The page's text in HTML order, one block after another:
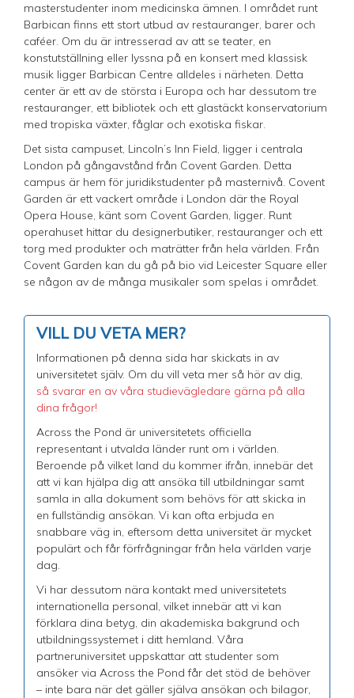
masterstudenter inom medicinska ämnen. I området runt
Barbican finns ett stort utbud av restauranger, barer och
caféer. Om du är intresserad av att se teater, en
konstutställning eller lyssna på en konsert med klassisk
musik ligger Barbican Centre alldeles i närheten. Detta
center är ett av de största i Europa och har dessutom tre
restauranger, ett bibliotek och ett glastäckt konservatorium
med tropiska växter, fåglar och exotiska fiskar.
Det sista campuset, Lincoln’s Inn Field, ligger i centrala
London på gångavstånd från Covent Garden. Detta
campus är hem för juridikstudenter på masternivå. Covent
Garden är ett vackert område i London där the Royal
Opera House, känt som Covent Garden, ligger. Runt
operahuset hittar du designerbutiker, restauranger och ett
torg med produkter och maträtter från hela världen. Från
Covent Garden kan du gå på bio vid Leicester Square eller
se någon av de många musikaler som spelas i området.
VILL DU VETA MER?
Informationen på denna sida har skickats in av
universitetet själv. Om du vill veta mer så hör av dig,
så svarar en av våra studievägledare gärna på alla
dina frågor!
Across the Pond är universitetets officiella
representant i utvalda länder runt om i världen.
Beroende på vilket land du kommer ifrån, innebär det
att vi kan hjälpa dig att ansöka till utbildningar samt
samla in alla dokument som behövs för att skicka in
en fullständig ansökan. Vi kan ofta erbjuda en
snabbare väg in, eftersom detta universitet är mycket
populärt och får förfrågningar från hela världen varje
dag.
Vi har dessutom nära kontakt med universitetets
internationella personal, vilket innebär att vi kan
förklara dina betyg, din akademiska bakgrund och
utbildningssystemet i ditt hemland. Våra
partneruniversitet uppskattar att studenter som
ansöker via Across the Pond får det stöd de behöver
– inte bara när det gäller själva ansökan och bilagor,